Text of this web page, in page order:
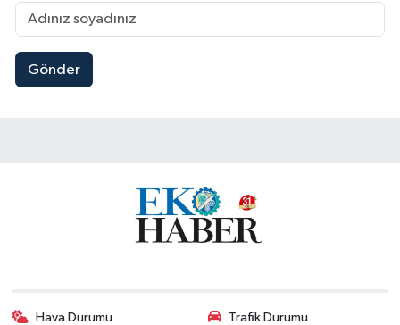
Gönder
Hava Durumu Trafik Durumu